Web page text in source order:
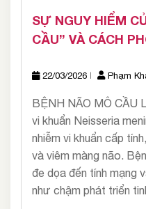
SỰ NGUY HIỂM
CẦU” VÀ CÁCH
22/03/2026 Phạm
BỆNH NÃO MÔ CẦU
vi khuẩn Neisseria
nhiễm vi khuẩn cấp
và viêm màng não.
đe dọa đến tính mạng
như chậm phát triển